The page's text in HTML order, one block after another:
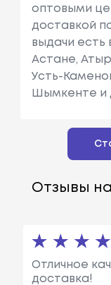
оптовыми
доставкой
выдачи есть
Астане,
Усть-
Шымкенте и
Отзывы
Отличное
доставка!